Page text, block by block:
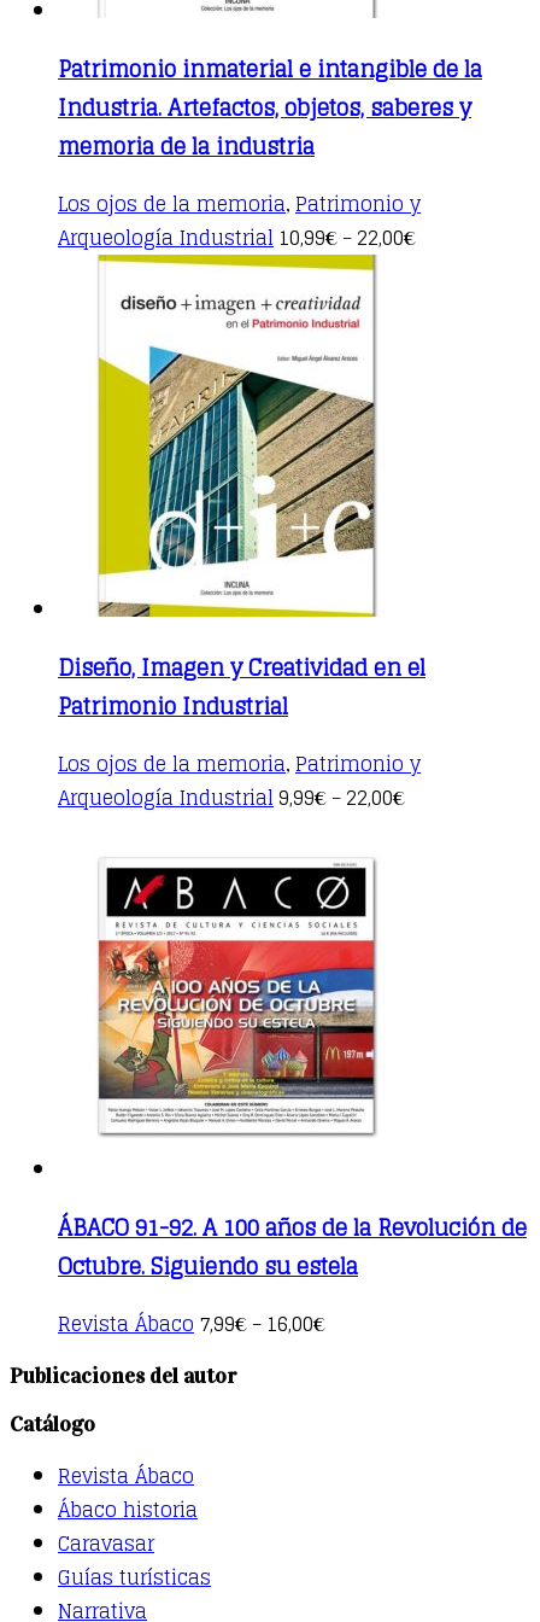
Patrimonio inmaterial e intangible de la
Industria. Artefactos, objetos, saberes y
memoria de la industria
Los ojos de la memoria, Patrimonio y
Arqueología Industrial This
product
multiple
variants.
options
may
be
chosen
on
the
product
page
10,99€ – 22,00€
Diseño, Imagen y Creatividad en el
Patrimonio Industrial
Los ojos de la memoria, Patrimonio y
Arqueología Industrial This
product
multiple
variants.
The
options
be
chosen
on
the
product
page
9,99€ – 22,00€
ÁBACO 91-92. A 100 años de la Revolución de
Octubre. Siguiendo su estela
Revista Ábaco This
product
has
multiple
the
product
7,99€ – 16,00€
Publicaciones del autor
Catálogo
Revista Ábaco
Ábaco historia
Caravasar
Guías turísticas
Narrativa